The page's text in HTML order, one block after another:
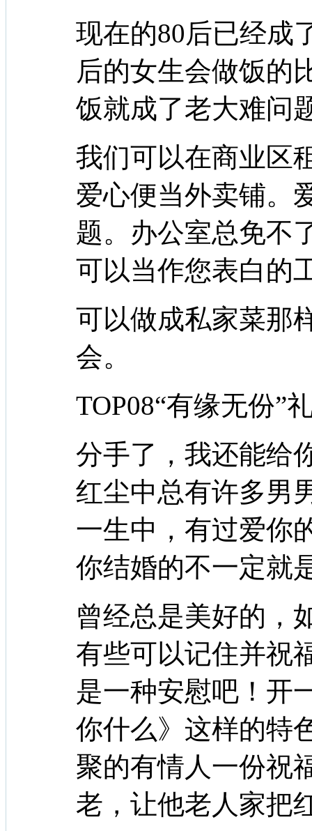
现在的80后已经成
后的女生会做饭的
饭就成了老大难问
我们可以在商业区
爱心便当外卖铺。
题。办公室总免不
可以当作您表白的
可以做成私家菜那
会。
TOP08“有缘无份”
分手了，我还能给
红尘中总有许多男
一生中，有过爱你
你结婚的不一定就
曾经总是美好的，
有些可以记住并祝
是一种安慰吧！开
你什么》这样的特
聚的有情人一份祝
老，让他老人家把